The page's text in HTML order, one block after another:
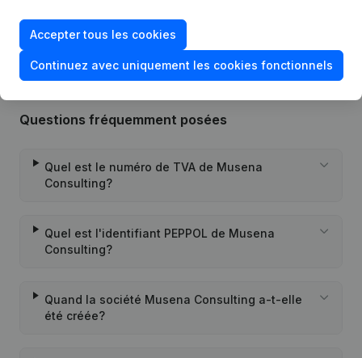
Succursale, etc...)
Questions fréquemment posées
Quel est le numéro de TVA de Musena
Consulting?
Quel est l'identifiant PEPPOL de Musena
Consulting?
Quand la société Musena Consulting a-t-elle
été créée?
Accepter tous les cookies
Continuez avec uniquement les cookies fonctionnels